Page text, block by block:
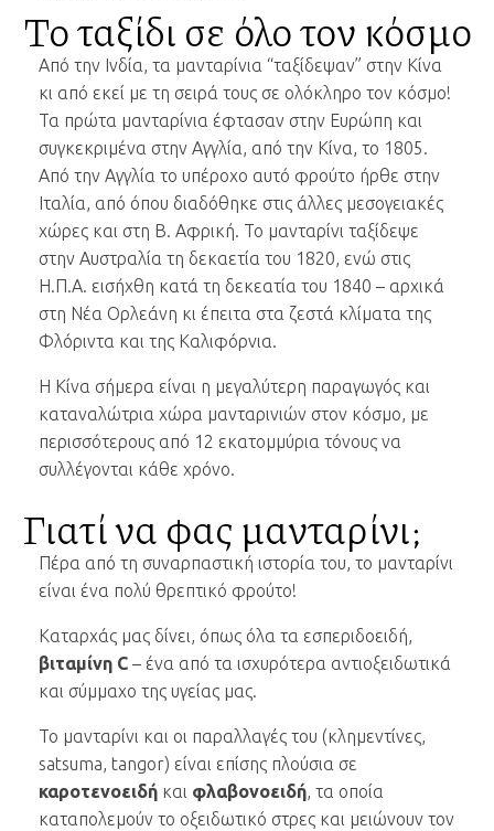
Το ταξίδι σε όλο τον κόσμο
Από την Ινδία, τα μανταρίνια “ταξίδεψαν” στην Κίνα
κι από εκεί με τη σειρά τους σε ολόκληρο τον κόσμο!
Τα πρώτα μανταρίνια έφτασαν στην Ευρώπη και
συγκεκριμένα στην Αγγλία, από την Κίνα, το 1805.
Από την Αγγλία το υπέροχο αυτό φρούτο ήρθε στην
Ιταλία, από όπου διαδόθηκε στις άλλες μεσογειακές
χώρες και στη Β. Αφρική. Το μανταρίνι ταξίδεψε
στην Αυστραλία τη δεκαετία του 1820, ενώ στις
Η.Π.Α. εισήχθη κατά τη δεκεατία του 1840 – αρχικά
στη Νέα Ορλεάνη κι έπειτα στα ζεστά κλίματα της
Φλόριντα και της Καλιφόρνια.
Η Κίνα σήμερα είναι η μεγαλύτερη παραγωγός και
καταναλώτρια χώρα μανταρινιών στον κόσμο, με
περισσότερους από 12 εκατομμύρια τόνους να
συλλέγονται κάθε χρόνο.
Γιατί να φας μανταρίνι;
Πέρα από τη συναρπαστική ιστορία του, το μανταρίνι
είναι ένα πολύ θρεπτικό φρούτο!
Καταρχάς μας δίνει, όπως όλα τα εσπεριδοειδή,
βιταμίνη C – ένα από τα ισχυρότερα αντιοξειδωτικά
και σύμμαχο της υγείας μας.
Το μανταρίνι και οι παραλλαγές του (κλημεντίνες,
satsuma, tangor) είναι επίσης πλούσια σε
καροτενοειδή και φλαβονοειδή , τα οποία
καταπολεμούν το οξειδωτικό στρες και μειώνουν τον